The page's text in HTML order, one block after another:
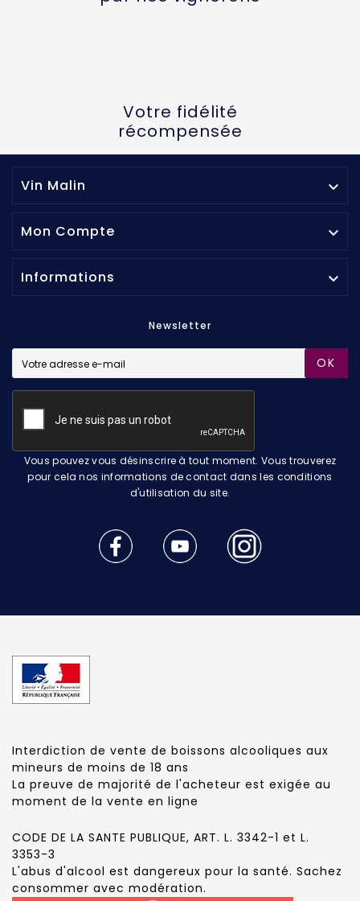
Votre fidélité
récompensée
Vin Malin 
Mon Compte 
Informations 
Newsletter
OK
Vous pouvez vous désinscrire à tout moment. Vous trouverez
pour cela nos informations de contact dans les conditions
d'utilisation du site.
Interdiction de vente de boissons alcooliques aux
mineurs de moins de 18 ans
La preuve de majorité de l'acheteur est exigée au
moment de la vente en ligne
CODE DE LA SANTE PUBLIQUE, ART. L. 3342-1 et L.
3353-3
L'abus d'alcool est dangereux pour la santé. Sachez
consommer avec modération.